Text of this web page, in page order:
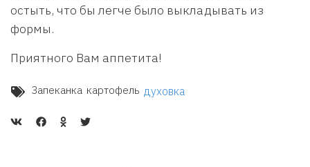
остыть, что бы легче было выкладывать из
формы.
Приятного Вам аппетита!
Запеканка картофель духовка